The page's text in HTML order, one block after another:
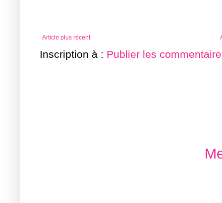
Article plus récent
Inscription à : Publier les